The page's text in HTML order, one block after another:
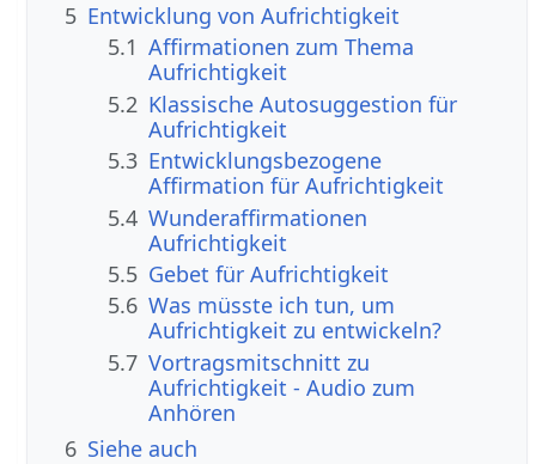
5 Entwicklung von Aufrichtigkeit
5.1 Affirmationen zum Thema
Aufrichtigkeit
5.2 Klassische Autosuggestion für
Aufrichtigkeit
5.3 Entwicklungsbezogene
Affirmation für Aufrichtigkeit
5.4 Wunderaffirmationen
Aufrichtigkeit
5.5 Gebet für Aufrichtigkeit
5.6 Was müsste ich tun, um
Aufrichtigkeit zu entwickeln?
5.7 Vortragsmitschnitt zu
Aufrichtigkeit - Audio zum
Anhören
6 Siehe auch